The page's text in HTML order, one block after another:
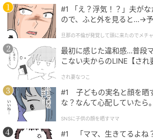
ウーマンエキサイト
#1 「え？浮気！？」夫が
ので、ふと外を見ると…→予
クチャにしてやった
旦那の不倫が発覚して頭に来たのでメチ
最初に感じた違和感…普段
こない夫からのLINE【され
され妻なつこ
#1 子どもの実名と顔を晒
な？なんて心配していたら。
SNSに子供の顔を晒すママ
#1 「ママ、生きてるよね